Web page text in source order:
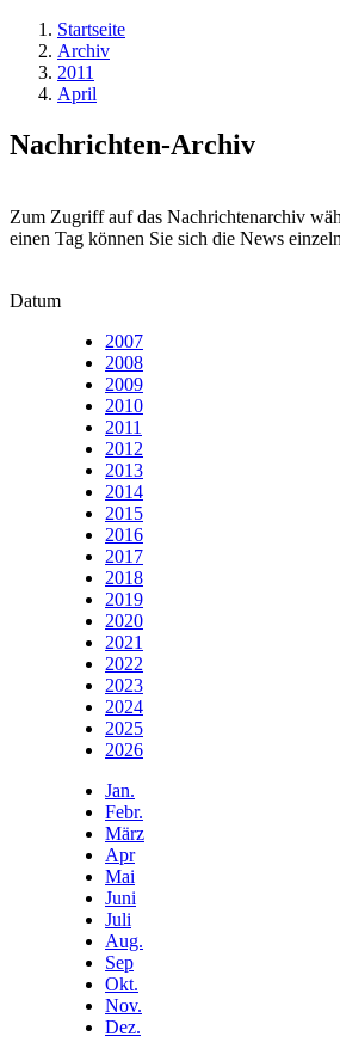
Pfadnavigation
Startseite
Archiv
2011
April
Nachrichten-Archiv
Zum Zugriff auf das Nachrichtenarchiv
einen Tag können Sie sich die News
Datum
2007
2008
2009
2010
2011
2012
2013
2014
2015
2016
2017
2018
2019
2020
2021
2022
2023
2024
2025
2026
Jan.
Febr.
März
Apr
Mai
Juni
Juli
Aug.
Sep
Okt.
Nov.
Dez.